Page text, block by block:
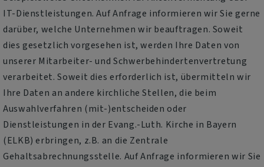
IT-Dienstleistungen. Auf Anfrage informieren wir Sie gerne
darüber, welche Unternehmen wir beauftragen. Soweit
dies gesetzlich vorgesehen ist, werden Ihre Daten von
unserer Mitarbeiter- und Schwerbehindertenvertretung
verarbeitet. Soweit dies erforderlich ist, übermitteln wir
Ihre Daten an andere kirchliche Stellen, die beim
Auswahlverfahren (mit-)entscheiden oder
Dienstleistungen in der Evang.-Luth. Kirche in Bayern
(ELKB) erbringen, z.B. an die Zentrale
Gehaltsabrechnungsstelle. Auf Anfrage informieren wir Sie